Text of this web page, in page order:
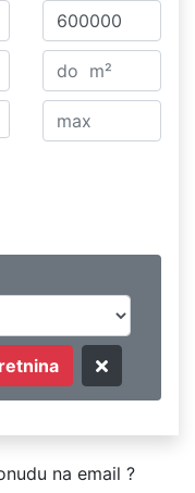
novu ponudu na email ?